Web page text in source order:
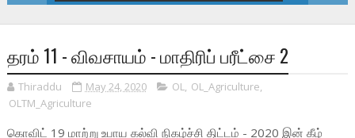
தரம் 11 - விவசாயம் - மாதிரிப் பரீட்சை 2
Thiraddu May 24, 2020 OL, OL_Agriculture,
OLTM_Agriculture
கொவிட் 19 மாற்று உபாய கல்வி நிகழ்ச்சி திட்டம் - 2020 இன் கீழ்